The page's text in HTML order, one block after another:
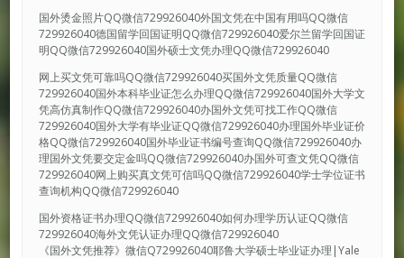
国外烫金照片QQ微信729926040外国文凭在中国有用吗QQ微信
729926040德国留学回国证明QQ微信729926040爱尔兰留学回国证
明QQ微信729926040国外硕士文凭办理QQ微信729926040
网上买文凭可靠吗QQ微信729926040买国外文凭质量QQ微信
729926040国外本科毕业证怎么办理QQ微信729926040国外大学文
凭高仿真制作QQ微信729926040办国外文凭可找工作QQ微信
729926040国外大学有毕业证QQ微信729926040办理国外毕业证价
格QQ微信729926040国外毕业证书编号查询QQ微信729926040办
理国外文凭要交定金吗QQ微信729926040办国外可查文凭QQ微信
729926040网上购买真文凭可信吗QQ微信729926040学士学位证书
查询机构QQ微信729926040
国外资格证书办理QQ微信729926040如何办理学历认证QQ微信
729926040海外文凭认证办理QQ微信729926040
《国外文凭推荐》微信Q729926040耶鲁大学硕士毕业证办理|Yale